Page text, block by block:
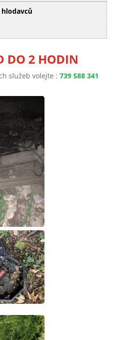
DO 2 HODIN
služeb volejte : 739 588 341